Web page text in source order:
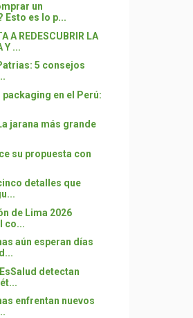
un
Esto es lo p...
A REDESCUBRIR LA
Y ...
5 consejos
en el Perú:
jarana más grande
su propuesta con
detalles que
de Lima 2026
co...
aún esperan días
detectan
enfrentan nuevos